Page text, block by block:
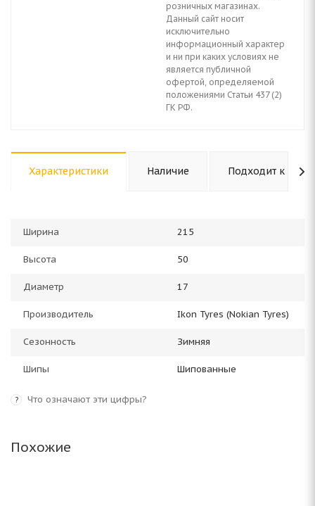
розничных магазинах.
Данный сайт носит
исключительно
информационный характер
и ни при каких условиях не
является публичной
офертой, определяемой
положениями Статьи 437 (2)
ГК РФ.
Характеристики Наличие Подходит к авто
Ширина 215
Высота 50
Диаметр 17
Производитель Ikon Tyres (Nokian Tyres)
Сезонность Зимняя
Шипы Шипованные
? Что означают эти цифры?
Похожие